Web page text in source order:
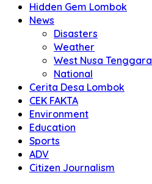
Hidden Gem Lombok
News
Disasters
Weather
West Nusa Tenggara
National
Cerita Desa Lombok
CEK FAKTA
Environment
Education
Sports
ADV
Citizen Journalism